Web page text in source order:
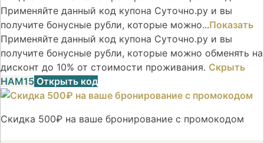
Применяйте данный код купона Суточно.ру и вы
получите бонусные рубли, которые можно...Показать
Применяйте данный код купона Суточно.ру и вы
получите бонусные рубли, которые можно обменять на
дисконт до 10% от стоимости проживания. Скрыть
НАМ15 Открыть код
Скидка 500₽ на ваше бронирование с промокодом